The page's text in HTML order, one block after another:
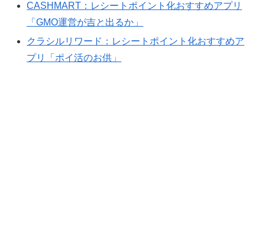
CASHMART：レシートポイント化おすすめアプリ
「GMO運営が吉と出るか」
クラシルリワード：レシートポイント化おすすめア
プリ「ポイ活のお供」